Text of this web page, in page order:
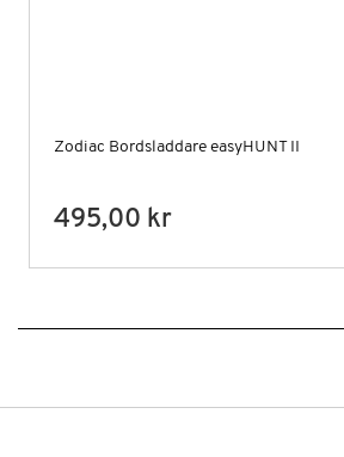
Zodiac Bordsladdare easyHUNT II
495,00 kr